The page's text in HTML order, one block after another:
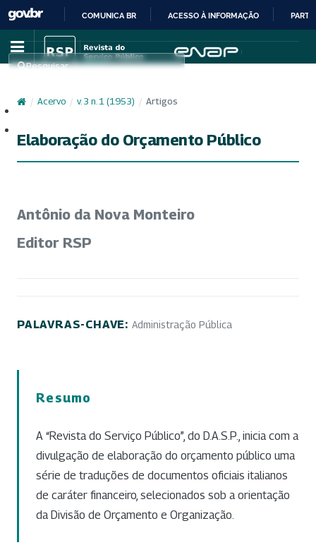
IR
PARA
CONTEÚDO
COMUNICA BR ACESSO À INFORMAÇÃO
Pesquisar
/ Acervo / v. 3 n. 1 (1953) / Artigos
Elaboração do Orçamento Público
Antônio da Nova Monteiro
Editor RSP
PALAVRAS-CHAVE: Administração Pública
Resumo
A “Revista do Serviço Público”, do D.A.S.P., inicia com a
divulgação de elaboração do orçamento público uma
série de traduções de documentos oficiais italianos
de caráter financeiro, selecionados sob a orientação
da Divisão de Orçamento e Organização.